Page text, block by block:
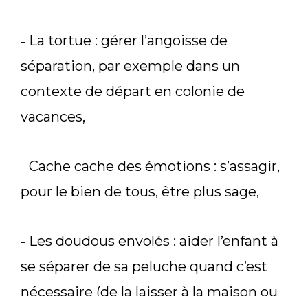
– La tortue : gérer l’angoisse de
séparation, par exemple dans un
contexte de départ en colonie de
vacances,
– Cache cache des émotions : s’assagir,
pour le bien de tous, être plus sage,
– Les doudous envolés : aider l’enfant à
se séparer de sa peluche quand c’est
nécessaire (de la laisser à la maison ou